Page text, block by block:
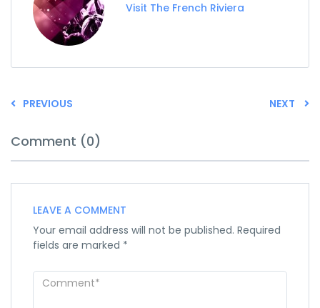
Visit The French Riviera
PREVIOUS NEXT
Comment (0)
LEAVE A COMMENT
Your email address will not be published. Required
fields are marked *